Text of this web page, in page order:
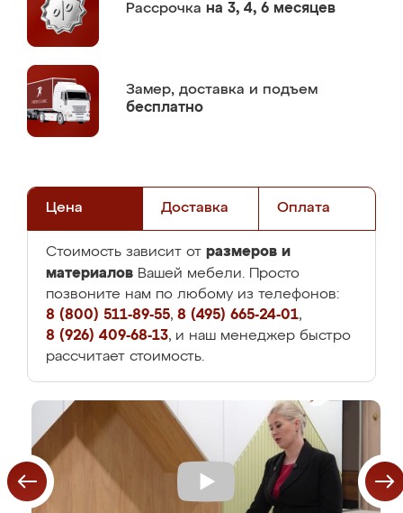
Рассрочка на 3, 4, 6 месяцев
Замер, доставка и подъем
бесплатно
Цена Доставка Оплата
Стоимость зависит от размеров и
материалов Вашей мебели. Просто
позвоните нам по любому из телефонов:
8 (800) 511-89-55, 8 (495) 665-24-01,
8 (926) 409-68-13, и наш менеджер быстро
рассчитает стоимость.